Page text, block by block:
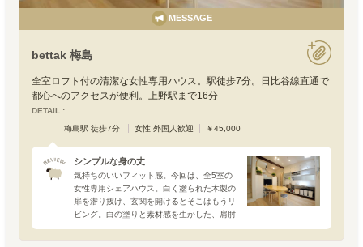
MESSAGE
bettak 梅島
全室ロフト付の清潔な女性専用ハウス。駅徒歩7分。日比谷線直通で
都心へのアクセスが便利。上野駅まで16分
DETAIL :
梅島駅 徒歩7分
女性 外国人歓迎 ￥45,000
シンプルな身の丈
気持ちのいいフィット感。今回は、全5室の
女性専用シェアハウス。白く塗られた木製の
扉を潜り抜け、玄関を開けるとそこはもうリ
ビング。白の塗りと素材感を生かした、肩肘
囲気が漂います。決して広いとはいえないス